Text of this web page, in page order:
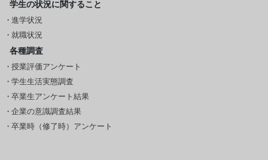
学生の状況に関すること
進学状況
就職状況
各種調査
授業評価アンケート
学生生活実態調査
卒業生アンケート結果
企業の意識調査結果
卒業時（修了時）アンケート